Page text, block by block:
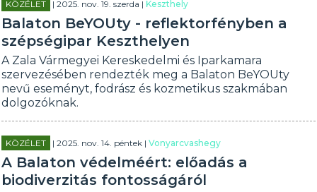
KÖZÉLET | 2025. nov. 19. szerda |Keszthely
Balaton BeYOUty - reflektorfényben a
szépségipar Keszthelyen
A Zala Vármegyei Kereskedelmi és Iparkamara
szervezésében rendezték meg a Balaton BeYOUty
nevű eseményt, fodrász és kozmetikus szakmában
dolgozóknak.
KÖZÉLET | 2025. nov. 14. péntek |Vonyarcvashegy
A Balaton védelméért: előadás a
biodiverzitás fontosságáról